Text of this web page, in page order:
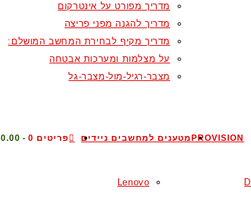
מדריך מפורט על אינטרקום
מדריך להגנה מפני פריצה
מדריך מקיף לבחירת המחשב המושלם:
על מצלמות ומערכות אבטחה
מצבר-רגיל-מול-מצבר-גל
PROVISION מטענים למחשבים ניידים
Lenovo
פריטים 0 0.00 ₪